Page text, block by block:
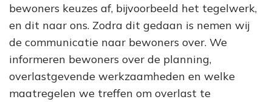
bewoners keuzes af, bijvoorbeeld het tegelwerk,
en dit naar ons. Zodra dit gedaan is nemen wij
de communicatie naar bewoners over. We
informeren bewoners over de planning,
overlastgevende werkzaamheden en welke
maatregelen we treffen om overlast te